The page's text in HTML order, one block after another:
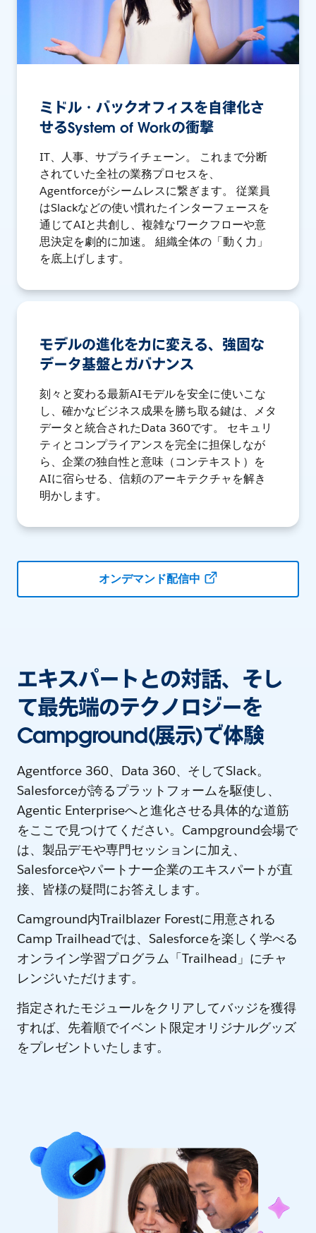
ミドル・バックオフィスを自律化さ
せるSystem of Workの衝撃
IT、人事、サプライチェーン。 これまで分断
されていた全社の業務プロセスを、
Agentforceがシームレスに繋ぎます。 従業員
はSlackなどの使い慣れたインターフェースを
通じてAIと共創し、複雑なワークフローや意
思決定を劇的に加速。 組織全体の「動く力」
を底上げします。
モデルの進化を力に変える、強固な
データ基盤とガバナンス
刻々と変わる最新AIモデルを安全に使いこな
し、確かなビジネス成果を勝ち取る鍵は、メタ
データと統合されたData 360です。 セキュリ
ティとコンプライアンスを完全に担保しなが
ら、企業の独自性と意味（コンテキスト）を
AIに宿らせる、信頼のアーキテクチャを解き
明かします。
オンデマンド配信中
エキスパートとの対話、そし
て最先端のテクノロジーを
Campground(展示)で体験
Agentforce 360、Data 360、そしてSlack。
Salesforceが誇るプラットフォームを駆使し、
Agentic Enterpriseへと進化させる具体的な道筋
をここで見つけてください。Campground会場で
は、製品デモや専門セッションに加え、
Salesforceやパートナー企業のエキスパートが直
接、皆様の疑問にお答えします。
Camground内Trailblazer Forestに用意される
Camp Trailheadでは、Salesforceを楽しく学べる
オンライン学習プログラム「Trailhead」にチャ
レンジいただけます。
指定されたモジュールをクリアしてバッジを獲得
すれば、先着順でイベント限定オリジナルグッズ
をプレゼントいたします。